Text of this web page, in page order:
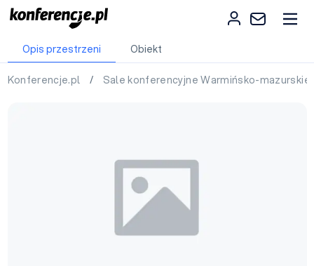
Opis przestrzeni Obiekt
Konferencje.pl / Sale konferencyjne Warmińsko-mazurskie